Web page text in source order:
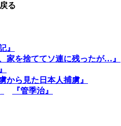
る
』
家を捨ててソ連に残ったが…』
から見た日本人捕虜』
『管季治』